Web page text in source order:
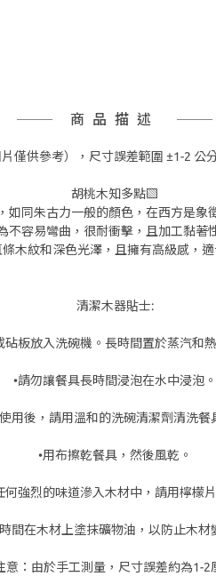
商品描述
僅供參考），尺寸誤差範圍 ±1-2
胡桃木知多點▧
如同朱古力一般的顏色，在西方是象
不容易彎曲，很耐衝擊，且加工黏著
條木紋和深色光澤，且擁有高級感，
清潔木器貼士:
砧板放入洗碗機。長時間置於蒸汽和
•請勿讓餐具長時間浸泡在水中浸泡。
用後，請用溫和的洗碗清潔劑清洗餐
•用布擦乾餐具，然後風乾。
何強烈的味道滲入木材中，請用檸檬
間在木材上塗抹礦物油，以防止木材
意：由於手工測量，尺寸誤差約為1-2